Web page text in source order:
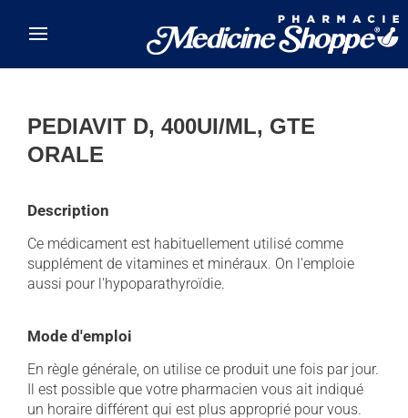
PEDIAVIT D, 400UI/ML, GTE
ORALE
Description
Ce médicament est habituellement utilisé comme
supplément de vitamines et minéraux. On l'emploie
aussi pour l'hypoparathyroïdie.
Mode d'emploi
En règle générale, on utilise ce produit une fois par jour.
Il est possible que votre pharmacien vous ait indiqué
un horaire différent qui est plus approprié pour vous.